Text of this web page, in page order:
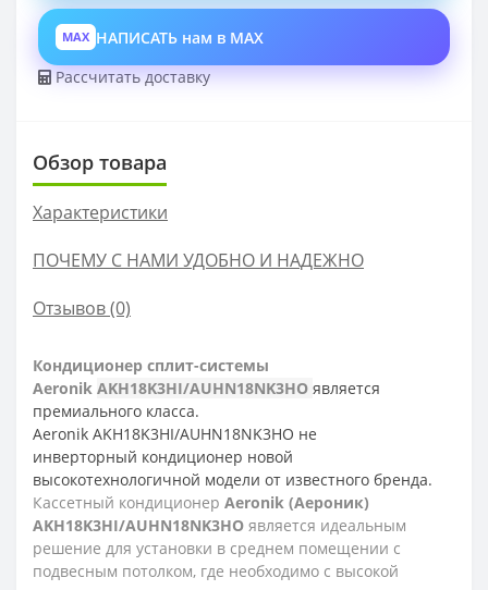
MAX НАПИСАТЬ нам в MAX
Рассчитать доставку
Обзор товара
Характеристики
ПОЧЕМУ С НАМИ УДОБНО И НАДЕЖНО
Отзывов (0)
Кондиционер сплит-системы
Aeronik AKH18K3HI/AUHN18NK3HO является
премиального класса.
Aeronik AKH18K3HI/AUHN18NK3HO не
инверторный кондиционер новой
высокотехнологичной модели от известного бренда.
Кассетный кондиционер Aeronik (Аероник)
AKH18K3HI/AUHN18NK3HO является идеальным
решение для установки в среднем помещении с
подвесным потолком, где необходимо с высокой